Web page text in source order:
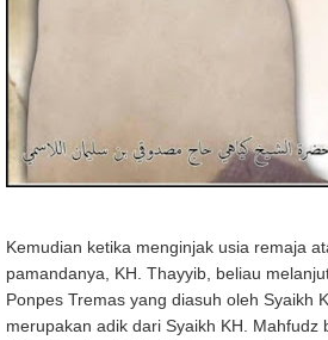
Kemudian ketika menginjak usia remaja
pamandanya, KH. Thayyib, beliau
Ponpes Tremas yang diasuh oleh Syaikh
merupakan adik dari Syaikh KH. Mahfudz